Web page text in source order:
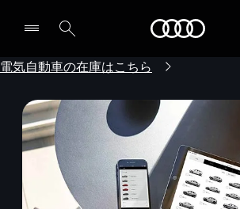
電気自動車の在庫はこちら